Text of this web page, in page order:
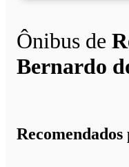
Ônibus de
Bernardo
Recomendados